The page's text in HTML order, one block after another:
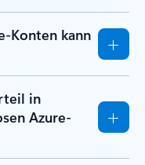
Konten kann
in
Azure-